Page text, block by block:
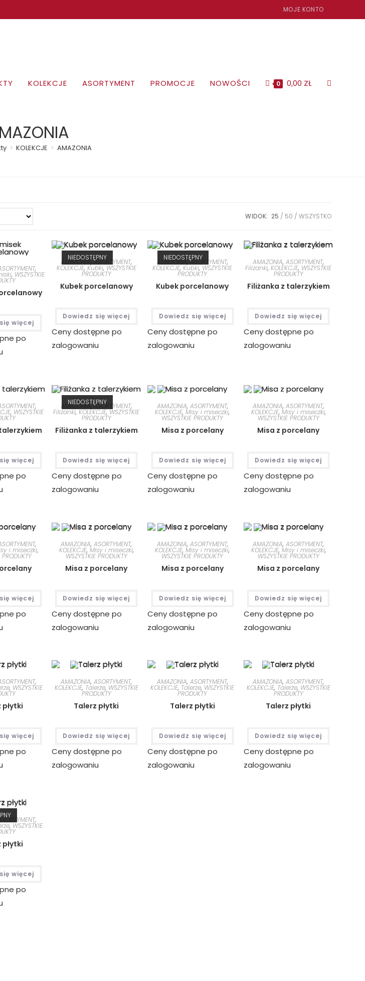
MOJE KONTO
KOLEKCJE ASORTYMENT PROMOCJE NOWOŚCI 0 0,00 ZŁ TOGGLE
> KOLEKCJE > AMAZONIA
WIDOK: 25 50 WSZYSTKO
,
, WSZYSTKIE
więcej
po
NIEDOSTĘPNY
AMAZONIA,ASORTYMENT,
KOLEKCJE, Kubki, WSZYSTKIE
PRODUKTY
Kubek porcelanowy
Dowiedz się więcej
Ceny dostępne po
zalogowaniu
NIEDOSTĘPNY
AMAZONIA,ASORTYMENT,
KOLEKCJE,Kubki, WSZYSTKIE
PRODUKTY
Kubek porcelanowy
Dowiedz się więcej
Ceny dostępne po
zalogowaniu
AMAZONIA,ASORTYMENT,
Filiżanki,KOLEKCJE, WSZYSTKIE
PRODUKTY
Filiżanka z talerzykiem
Dowiedz się więcej
Ceny dostępne po
zalogowaniu
,
, WSZYSTKIE
więcej
po
NIEDOSTĘPNY
AMAZONIA,ASORTYMENT,
Filiżanki,KOLEKCJE,WSZYSTKIE
PRODUKTY
Filiżanka z talerzykiem
Dowiedz się więcej
Ceny dostępne po
zalogowaniu
AMAZONIA, ASORTYMENT,
KOLEKCJE,Misy i miseczki,
WSZYSTKIE PRODUKTY
Misa z porcelany
Dowiedz się więcej
Ceny dostępne po
zalogowaniu
AMAZONIA,ASORTYMENT,
KOLEKCJE, Misy i miseczki,
WSZYSTKIE PRODUKTY
Misa z porcelany
Dowiedz się więcej
Ceny dostępne po
zalogowaniu
,
i miseczki,
PRODUKTY
więcej
po
AMAZONIA,ASORTYMENT,
KOLEKCJE, Misy i miseczki,
WSZYSTKIE PRODUKTY
Misa z porcelany
Dowiedz się więcej
Ceny dostępne po
zalogowaniu
AMAZONIA, ASORTYMENT,
KOLEKCJE,Misy i miseczki,
WSZYSTKIE PRODUKTY
Misa z porcelany
Dowiedz się więcej
Ceny dostępne po
zalogowaniu
AMAZONIA,ASORTYMENT,
KOLEKCJE, Misy i miseczki,
WSZYSTKIE PRODUKTY
Misa z porcelany
Dowiedz się więcej
Ceny dostępne po
zalogowaniu
,
, WSZYSTKIE
płytki
więcej
po
AMAZONIA,ASORTYMENT,
KOLEKCJE, Talerze, WSZYSTKIE
PRODUKTY
Talerz płytki
Dowiedz się więcej
Ceny dostępne po
zalogowaniu
AMAZONIA, ASORTYMENT,
KOLEKCJE, Talerze, WSZYSTKIE
PRODUKTY
Talerz płytki
Dowiedz się więcej
Ceny dostępne po
zalogowaniu
AMAZONIA,ASORTYMENT,
KOLEKCJE, Talerze, WSZYSTKIE
PRODUKTY
Talerz płytki
Dowiedz się więcej
Ceny dostępne po
zalogowaniu
,
, WSZYSTKIE
płytki
więcej
po